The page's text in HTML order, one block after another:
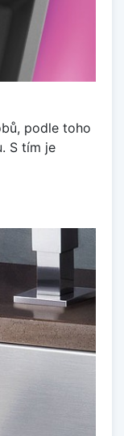
podle toho
S tím je